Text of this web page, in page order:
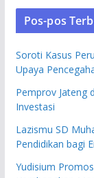
Pos-pos
Soroti Kasus
Upaya
Pemprov Jateng
Investasi
Lazismu SD
Pendidikan bagi
Yudisium